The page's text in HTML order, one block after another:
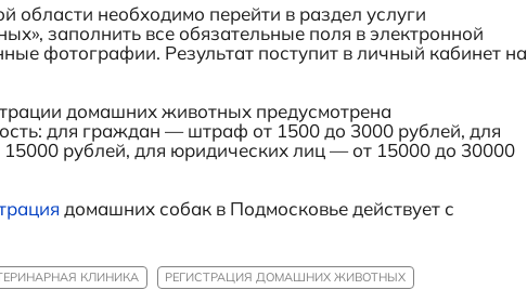
области необходимо перейти в раздел услуги
заполнить все обязательные поля в электронной
фотографии. Результат поступит в личный кабинет на
домашних животных предусмотрена
для граждан — штраф от 1500 до 3000 рублей, для
рублей, для юридических лиц — от 15000 до 30000
домашних собак в Подмосковье действует с
КЛИНИКА РЕГИСТРАЦИЯ ДОМАШНИХ ЖИВОТНЫХ